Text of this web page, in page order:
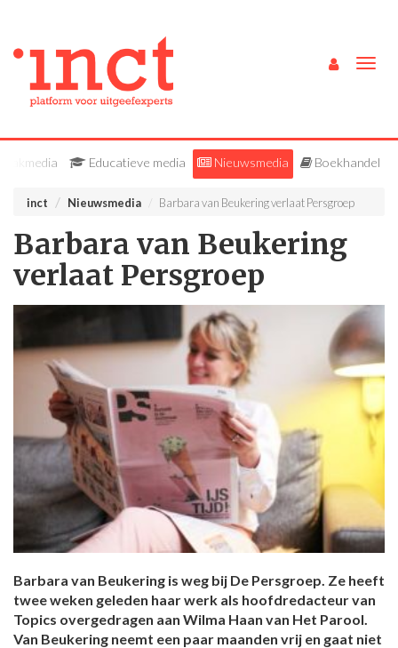
Vakmedia Educatieve media Nieuwsmedia Boekhandel
inct Nieuwsmedia Barbara van Beukering verlaat Persgroep
Barbara van Beukering
verlaat Persgroep
Barbara van Beukering is weg bij De Persgroep. Ze heeft
twee weken geleden haar werk als hoofdredacteur van
Topics overgedragen aan Wilma Haan van Het Parool.
Van Beukering neemt een paar maanden vrij en gaat niet